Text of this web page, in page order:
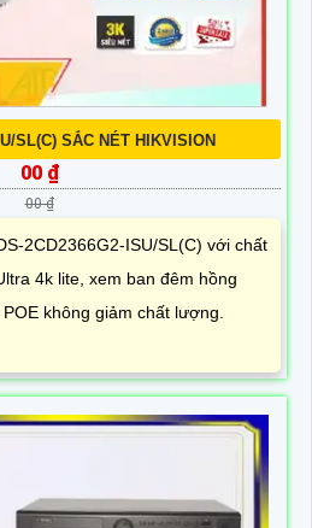
SL(C) SẮC NÉT HIKVISION
00 ₫
00 ₫
2CD2366G2-ISU/SL(C) với chất
4k lite, xem ban đêm hồng
không giảm chất lượng.